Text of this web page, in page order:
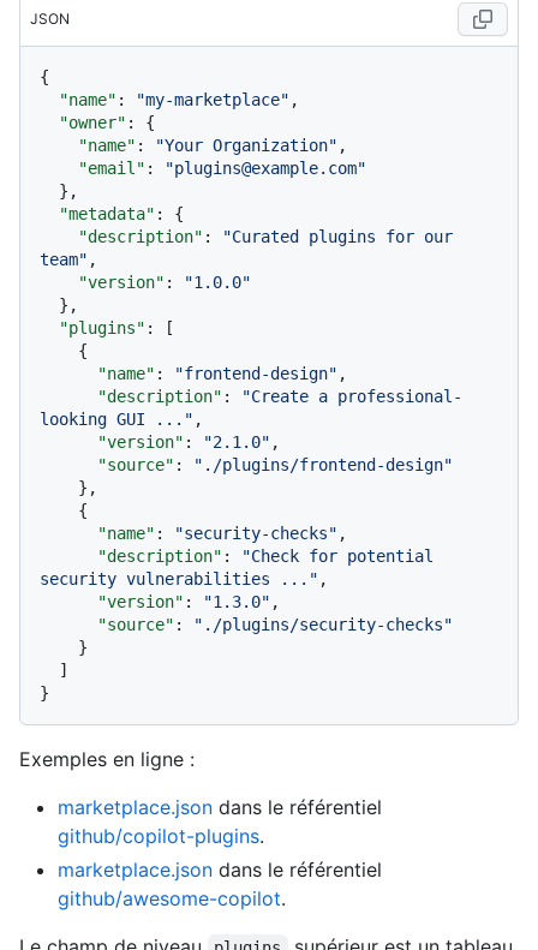
JSON
{
"name" : "my-marketplace" ,
"owner" :
{
"name" : "Your Organization" ,
"email" :
"plugins@example.com"
} ,
"metadata" :
{
"description" :
"Curated plugins for our
team" ,
"version" :
"1.0.0"
} ,
"plugins" :
[
{
"name" : "frontend-design" ,
"description" :
"Create a professional-
looking GUI ..." ,
"version" : "2.1.0" ,
"source" :
"./plugins/frontend-design"
} ,
{
"name" : "security-checks" ,
"description" :
"Check for potential
security vulnerabilities ..." ,
"version" : "1.3.0" ,
"source" :
"./plugins/security-checks"
}
]
}
Exemples en ligne :
marketplace.json dans le référentiel
github/copilot-plugins.
marketplace.json dans le référentiel
github/awesome-copilot.